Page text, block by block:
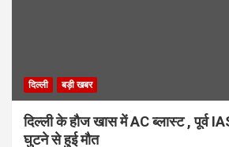
दिल्ली बड़ी खबर
दिल्ली के हौज खास में AC ब्लास्ट , पूर्व
घुटने से हुई मौत